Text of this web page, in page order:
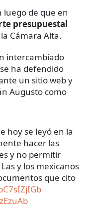
luego de que en
presupuestal
Cámara Alta.
intercambiado
ha defendido
un sitio web y
Augusto como
hoy se leyó en la
hacer las
y no permitir
y los mexicanos
que cito